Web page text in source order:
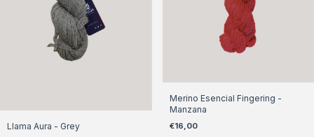
Llama Aura - Grey
Merino Esencial Fingering -
Manzana
€16,00